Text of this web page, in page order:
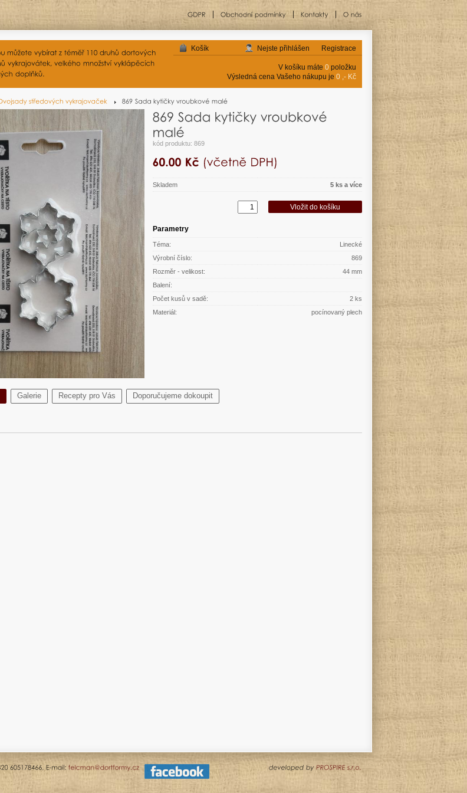
Registrace
Nejste přihlášen
Košík
V košíku máte 0 položku
Výsledná cena Vašeho nákupu je 0 ,- Kč
kód produktu: 869
Skladem 5 ks a více
Parametry
Téma:
Linecké
Výrobní číslo:
869
Rozměr - velikost:
44 mm
Balení:
Počet kusů v sadě:
2 ks
Materiál:
pocínovaný plech
Galerie Recepty pro Vás Doporučujeme dokoupit